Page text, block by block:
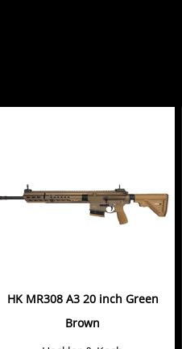
HK MR308 A3 20 inch Green
Brown